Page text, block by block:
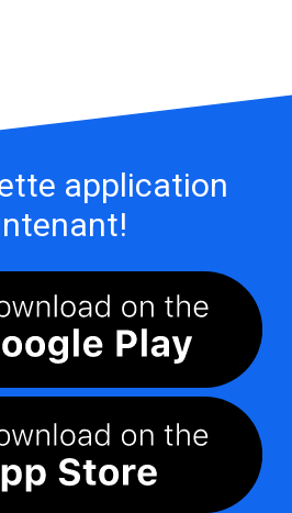
application